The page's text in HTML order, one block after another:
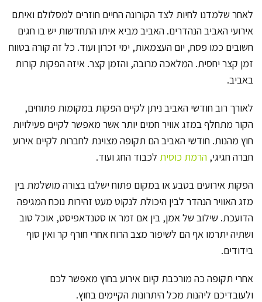
לאחר שלמדנו לחיות לצד הקורונה החיים חוזרים למסלולם ואיתם
אירועי האביב הנהדרים. האביב מביא איתו התחדשות יש בו חגים
חשובים כמו פסח, יום העצמאות, ימי זכרון ועוד. כל זה קורה בטווח
זמן קצר יחסית. המלאכה מרובה, והזמן קצר. איזה הפקות קורות
באביב.
לאורך רוב חודשי האביב ניתן לקיים הפקות במקומות פתוחים,
הקור מתחלף במזג אוויר חמים יותר אשר מאפשר לקיים פעילויות
חוץ מהנות. חודשי האביב הם תקופה מצוינת לחברות לקיים אירוע
חברה חגיגי, הרמת כוסית לכבוד החג ועוד.
הפקות אירועים בטבע או במקום פתוח ישלבו בצורה מושלמת בין
מזג האוויר הנהדר לבין היכולת לנקוט מעט זהירות נוכח המגיפה
הדועכת. שילוב של אמן, בין אם זמר או סטנדאפיסט, אוכל טוב
ושתיה יתרמו אף הם לשיפור מצב הרוח אחרי חורף קר ואין סוף
בידודים.
אחרי תקופה כה מורכבת קיום אירוע בחוץ מאפשר לכם
ולעובדיכם ליהנות מכל היתרונות הקיימים בחוץ.